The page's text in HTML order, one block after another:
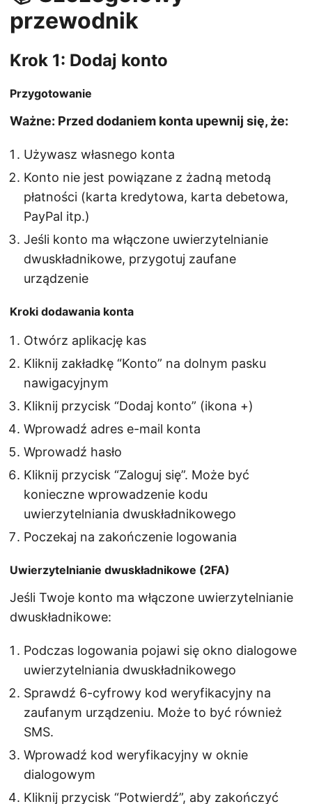
przewodnik
Krok 1: Dodaj konto
Przygotowanie
Ważne: Przed dodaniem konta upewnij się, że:
Używasz własnego konta
Konto nie jest powiązane z żadną metodą
płatności (karta kredytowa, karta debetowa,
PayPal itp.)
Jeśli konto ma włączone uwierzytelnianie
dwuskładnikowe, przygotuj zaufane
urządzenie
Kroki dodawania konta
Otwórz aplikację kas
Kliknij zakładkę “Konto” na dolnym pasku
nawigacyjnym
Kliknij przycisk “Dodaj konto” (ikona +)
Wprowadź adres e-mail konta
Wprowadź hasło
Kliknij przycisk “Zaloguj się”. Może być
konieczne wprowadzenie kodu
uwierzytelniania dwuskładnikowego
Poczekaj na zakończenie logowania
Uwierzytelnianie dwuskładnikowe (2FA)
Jeśli Twoje konto ma włączone uwierzytelnianie
dwuskładnikowe:
Podczas logowania pojawi się okno dialogowe
uwierzytelniania dwuskładnikowego
Sprawdź 6-cyfrowy kod weryfikacyjny na
zaufanym urządzeniu. Może to być również
SMS.
Wprowadź kod weryfikacyjny w oknie
dialogowym
Kliknij przycisk “Potwierdź”, aby zakończyć